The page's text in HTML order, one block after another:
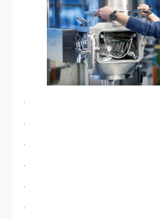
.
.
.
.
.
.